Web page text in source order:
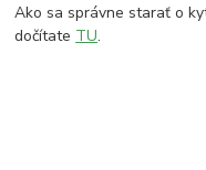
Ako sa správne starať o
dočítate TU.